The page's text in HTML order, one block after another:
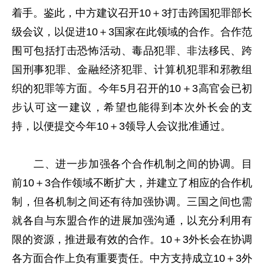
着手。鉴此，中方建议召开10＋3打击跨国犯罪部长
级会议，以促进10＋3国家在此领域的合作。合作范
围可包括打击恐怖活动、毒品犯罪、非法移民、跨
国刑事犯罪、金融经济犯罪、计算机犯罪和邪教组
织的犯罪等方面。今年5月召开的10＋3高官会已初
步认可这一建议，希望也能得到本次外长会的支
持，以便提交今年10＋3领导人会议批准通过。
二、进一步加强各个合作机制之间的协调。目
前10＋3合作领域不断扩大，并建立了相应的合作机
制，但各机制之间还有待加强协调。三国之间也需
就各自与东盟合作的进展加强沟通，以充分利用有
限的资源，推进最有效的合作。10＋3外长会在协调
各方面合作上负有重要责任。中方支持成立10＋3外